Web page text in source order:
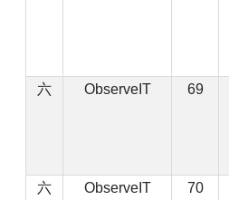
六 ObserveIT 69
六 ObserveIT 70